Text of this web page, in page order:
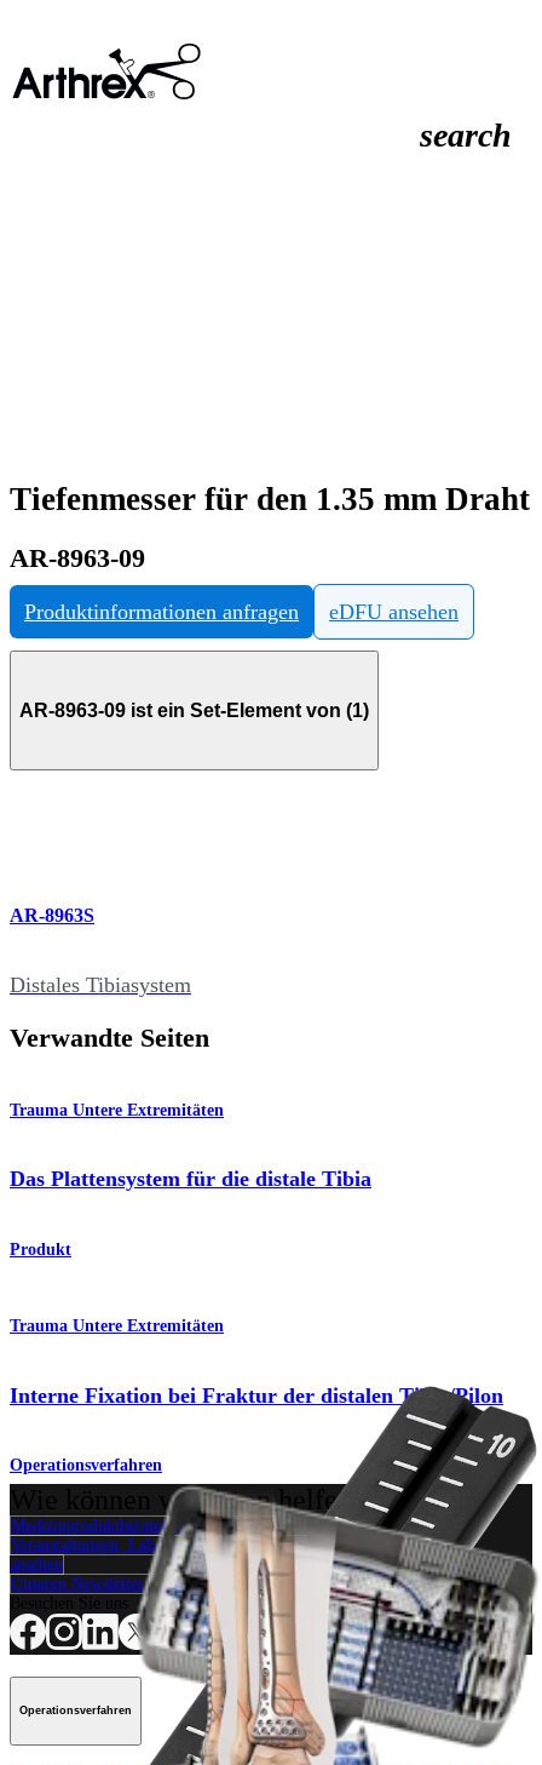
search
Tiefenmesser für den 1.35 mm Draht
AR-8963-09
Produktinformationen anfragen eDFU ansehen
AR-8963-09 ist ein Set-Element von (1)
AR-8963S
Distales Tibiasystem
Verwandte Seiten
Trauma Untere Extremitäten
Das Plattensystem für die distale Tibia
Produkt
Trauma Untere Extremitäten
Interne Fixation bei Fraktur der distalen Tibia/Pilon
Operationsverfahren
Wie können wir Ihnen helfen?
Medizinproduktberater:in kontaktieren
Veranstaltungen, Lab-Vorführungen und Schulungsmöglichkeiten
ansehen
Unseren Newsletter abonnieren
Operationsverfahren